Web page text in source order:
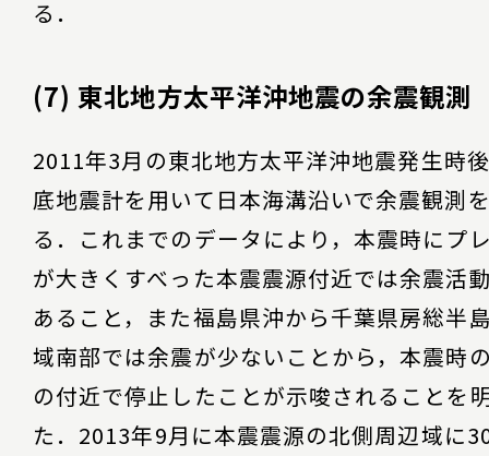
る．
(7) 東北地方太平洋沖地震の余震観測
2011年3月の東北地方太平洋沖地震発生時
底地震計を用いて日本海溝沿いで余震観測
る．これまでのデータにより，本震時にプ
が大きくすべった本震震源付近では余震活
あること，また福島県沖から千葉県房総半
域南部では余震が少ないことから，本震時
の付近で停止したことが示唆されることを
た．2013年9月に本震震源の北側周辺域に